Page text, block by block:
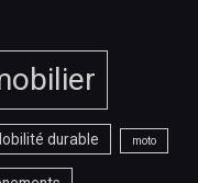
durable moto